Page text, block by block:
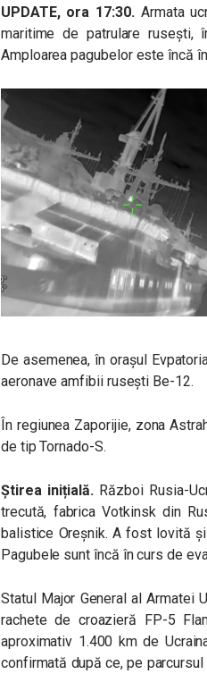
UPDATE, ora 17:30.Armata
maritime de patrulare rusești,
Amploarea pagubelor este încă
De asemenea, în orașul
aeronave amfibii rusești Be-12.
În regiunea Zaporijie, zona
de tip Tornado-S.
Știrea inițială.Război Rusia-
trecută, fabrica Votkinsk din
balistice Oreșnik. A fost lovită
Pagubele sunt încă în curs de
Statul Major General al Armatei
rachete de croazieră FP-5
aproximativ 1.400 km de
confirmată după ce, pe